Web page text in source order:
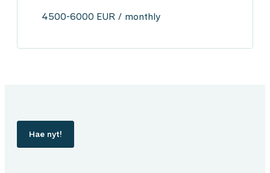
4500-6000 EUR / monthly
Hae nyt!